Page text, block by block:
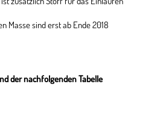
Masse sind erst ab Ende 2018
der nachfolgenden Tabelle